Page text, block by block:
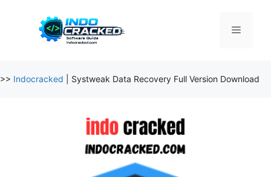
Menu
>> Indocracked Systweak Data Recovery Full Version Download